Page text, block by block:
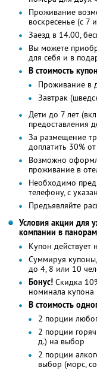
Проживание
воскресенье (с 7
Заезд в 14.00,
Вы можете
для себя и в
В стоимость
Проживание в
Завтрак
Дети до 7 лет
предоставления
За размещение
доплатить 30%
Возможно
проживание в
Необходимо
телефону, с
Предъявляйте
Условия акции для
компании в
Купон
Суммируя
до 4, 8 или 10
Бонус! Cкидка
номинала купона
В стоимость
2 порции
2 порции
д.) на выбор
2 порции
выбор (морс,